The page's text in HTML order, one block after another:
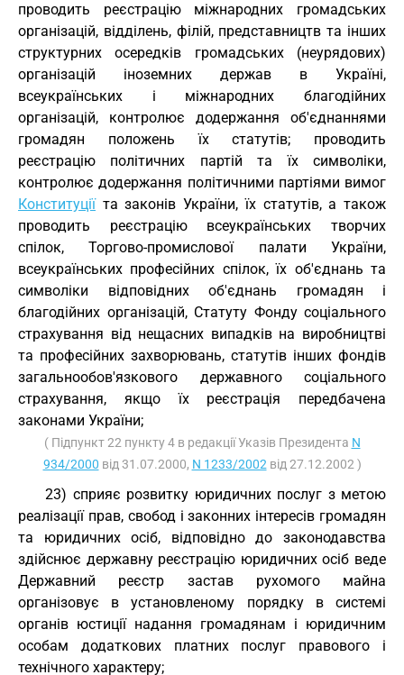
проводить реєстрацію міжнародних громадських
організацій, відділень, філій, представництв та інших
структурних осередків громадських (неурядових)
організацій іноземних держав в Україні,
всеукраїнських і міжнародних благодійних
організацій, контролює додержання об'єднаннями
громадян положень їх статутів; проводить
реєстрацію політичних партій та їх символіки,
контролює додержання політичними партіями вимог
Конституціїта законів України, їх статутів, а також
проводить реєстрацію всеукраїнських творчих
спілок, Торгово-промислової палати України,
всеукраїнських професійних спілок, їх об'єднань та
символіки відповідних об'єднань громадян і
благодійних організацій, Статуту Фонду соціального
страхування від нещасних випадків на виробництві
та професійних захворювань, статутів інших фондів
загальнообов'язкового державного соціального
страхування, якщо їх реєстрація передбачена
законами України;
( Підпункт 22 пункту 4 в редакції Указів Президента N
934/2000 від 31.07.2000, N 1233/2002 від 27.12.2002 )
23) сприяє розвитку юридичних послуг з метою
реалізації прав, свобод і законних інтересів громадян
та юридичних осіб, відповідно до законодавства
здійснює державну реєстрацію юридичних осіб веде
Державний реєстр застав рухомого майна
організовує в установленому порядку в системі
органів юстиції надання громадянам і юридичним
особам додаткових платних послуг правового і
технічного характеру;